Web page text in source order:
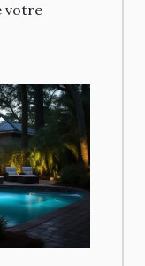
votre